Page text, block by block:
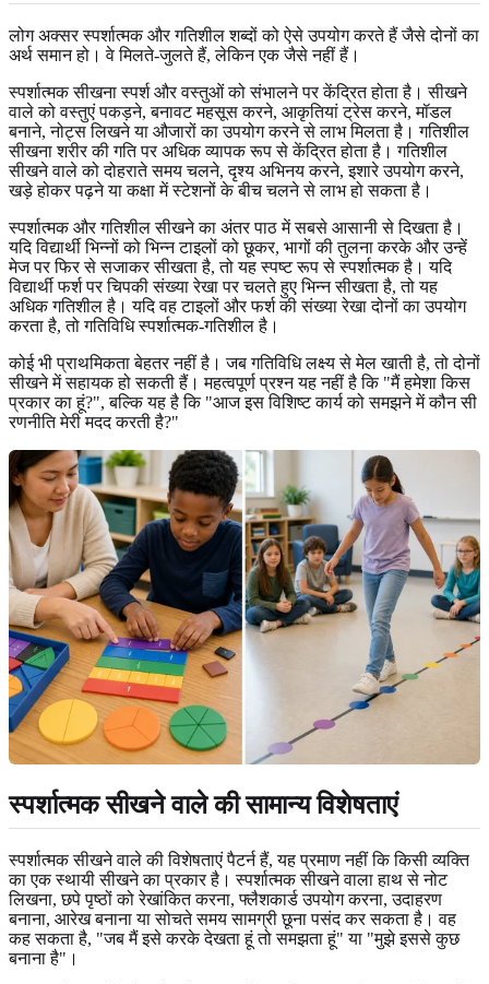
लोग अक्सर स्पर्शात्मक और गतिशील शब्दों को ऐसे उपयोग करते हैं जैसे दोनों का
अर्थ समान हो। वे मिलते-जुलते हैं, लेकिन एक जैसे नहीं हैं।
स्पर्शात्मक सीखना स्पर्श और वस्तुओं को संभालने पर केंद्रित होता है। सीखने
वाले को वस्तुएं पकड़ने, बनावट महसूस करने, आकृतियां ट्रेस करने, मॉडल
बनाने, नोट्स लिखने या औजारों का उपयोग करने से लाभ मिलता है। गतिशील
सीखना शरीर की गति पर अधिक व्यापक रूप से केंद्रित होता है। गतिशील
सीखने वाले को दोहराते समय चलने, दृश्य अभिनय करने, इशारे उपयोग करने,
खड़े होकर पढ़ने या कक्षा में स्टेशनों के बीच चलने से लाभ हो सकता है।
स्पर्शात्मक और गतिशील सीखने का अंतर पाठ में सबसे आसानी से दिखता है।
यदि विद्यार्थी भिन्नों को भिन्न टाइलों को छूकर, भागों की तुलना करके और उन्हें
मेज पर फिर से सजाकर सीखता है, तो यह स्पष्ट रूप से स्पर्शात्मक है। यदि
विद्यार्थी फर्श पर चिपकी संख्या रेखा पर चलते हुए भिन्न सीखता है, तो यह
अधिक गतिशील है। यदि वह टाइलों और फर्श की संख्या रेखा दोनों का उपयोग
करता है, तो गतिविधि स्पर्शात्मक-गतिशील है।
कोई भी प्राथमिकता बेहतर नहीं है। जब गतिविधि लक्ष्य से मेल खाती है, तो दोनों
सीखने में सहायक हो सकती हैं। महत्वपूर्ण प्रश्न यह नहीं है कि "मैं हमेशा किस
प्रकार का हूं?", बल्कि यह है कि "आज इस विशिष्ट कार्य को समझने में कौन सी
रणनीति मेरी मदद करती है?"
स्पर्शात्मक सीखने वाले की सामान्य विशेषताएं
स्पर्शात्मक सीखने वाले की विशेषताएं पैटर्न हैं, यह प्रमाण नहीं कि किसी व्यक्ति
का एक स्थायी सीखने का प्रकार है। स्पर्शात्मक सीखने वाला हाथ से नोट
लिखना, छपे पृष्ठों को रेखांकित करना, फ्लैशकार्ड उपयोग करना, उदाहरण
बनाना, आरेख बनाना या सोचते समय सामग्री छूना पसंद कर सकता है। वह
कह सकता है, "जब मैं इसे करके देखता हूं तो समझता हूं" या "मुझे इससे कुछ
बनाना है"।